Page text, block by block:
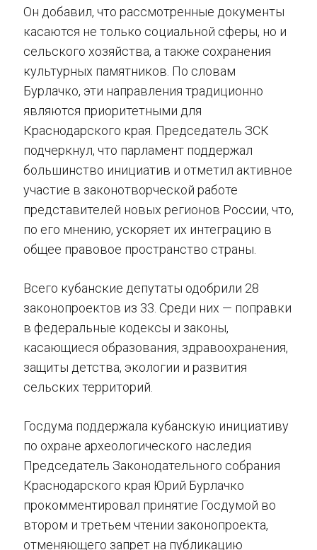
Он добавил, что рассмотренные документы
касаются не только социальной сферы, но и
сельского хозяйства, а также сохранения
культурных памятников. По словам
Бурлачко, эти направления традиционно
являются приоритетными для
Краснодарского края. Председатель ЗСК
подчеркнул, что парламент поддержал
большинство инициатив и отметил активное
участие в законотворческой работе
представителей новых регионов России, что,
по его мнению, ускоряет их интеграцию в
общее правовое пространство страны.
Всего кубанские депутаты одобрили 28
законопроектов из 33. Среди них — поправки
в федеральные кодексы и законы,
касающиеся образования, здравоохранения,
защиты детства, экологии и развития
сельских территорий.
Госдума поддержала кубанскую инициативу
по охране археологического наследия
Председатель Законодательного собрания
Краснодарского края Юрий Бурлачко
прокомментировал принятие Госдумой во
втором и третьем чтении законопроекта,
отменяющего запрет на публикацию